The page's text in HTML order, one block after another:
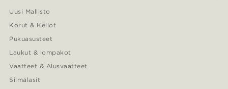
Uusi Mallisto
Korut & Kellot
Pukuasusteet
Laukut & lompakot
Vaatteet & Alusvaatteet
Silmälasit